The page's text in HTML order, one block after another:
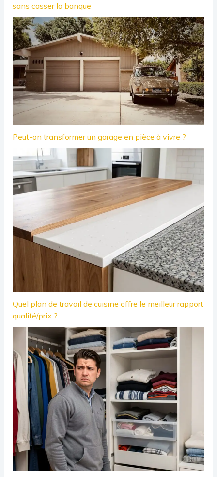
sans casser la banque
Peut-on transformer un garage en pièce à vivre ?
Quel plan de travail de cuisine offre le meilleur rapport
qualité/prix ?